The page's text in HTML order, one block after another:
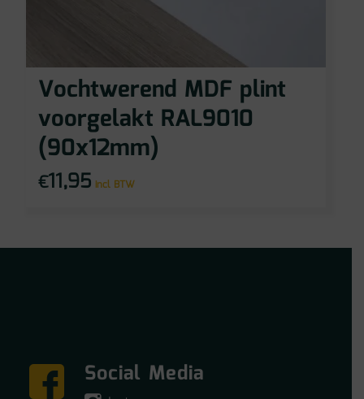
Vochtwerend MDF plint
voorgelakt RAL9010
(90x12mm)
€11,95 incl BTW
Social Media